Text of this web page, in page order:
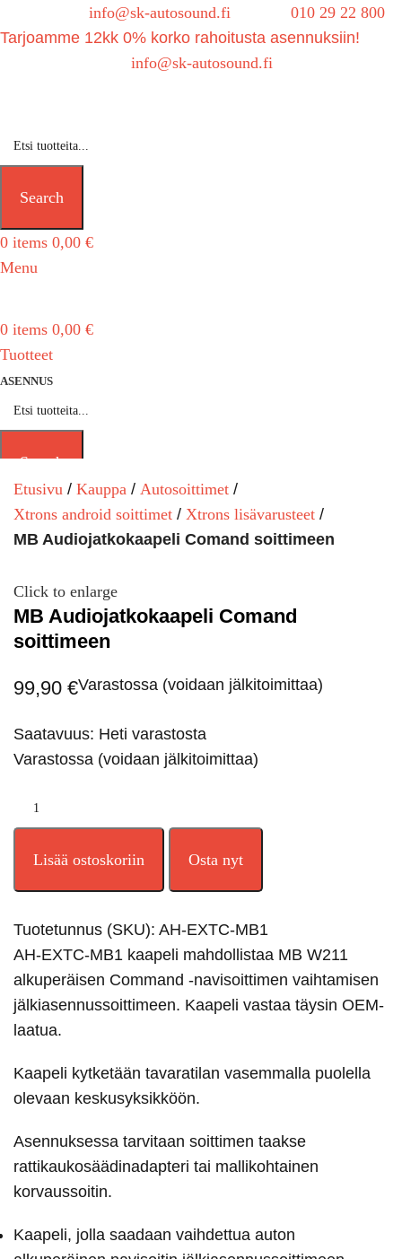
info@sk-autosound.fi
010 29 22 800
Tarjoamme 12kk 0% korko rahoitusta asennuksiin!
info@sk-autosound.fi
Search
0 items 0,00 €
Menu
0 items 0,00 €
Tuotteet
ASENNUS
Search
Etusivu
Kauppa
Autosoittimet
Xtrons android soittimet
Xtrons lisävarusteet
MB Audiojatkokaapeli Comand soittimeen
Click to enlarge
MB Audiojatkokaapeli Comand
soittimeen
99,90 €Varastossa (voidaan jälkitoimittaa)
Saatavuus: Heti varastosta
Varastossa (voidaan jälkitoimittaa)
Lisää ostoskoriin Osta nyt
Tuotetunnus (SKU): AH-EXTC-MB1
AH-EXTC-MB1 kaapeli mahdollistaa MB W211
alkuperäisen Command -navisoittimen vaihtamisen
jälkiasennussoittimeen. Kaapeli vastaa täysin OEM-
laatua.
Kaapeli kytketään tavaratilan vasemmalla puolella
olevaan keskusyksikköön.
Asennuksessa tarvitaan soittimen taakse
rattikaukosäädinadapteri tai mallikohtainen
korvaussoitin.
Kaapeli, jolla saadaan vaihdettua auton